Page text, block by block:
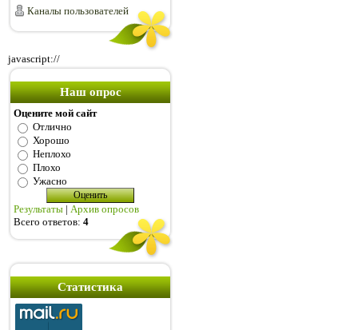
Каналы пользователей
javascript://
Наш опрос
Оцените мой сайт
Отлично
Хорошо
Неплохо
Плохо
Ужасно
Результаты | Архив опросов
Всего ответов: 4
Статистика